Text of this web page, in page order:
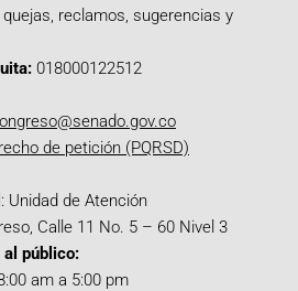
reclamos, sugerencias y
018000122512
de petición (PQRSD)
: Unidad de Atención
Calle 11 No. 5 – 60 Nivel 3
al público:
am a 5:00 pm